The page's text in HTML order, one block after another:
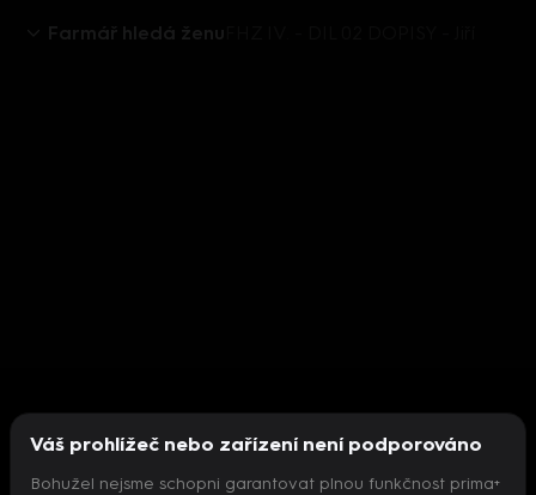
Farmář hledá ženu
Váš prohlížeč nebo zařízení není podporováno
Bohužel nejsme schopni garantovat plnou funkčnost prima+